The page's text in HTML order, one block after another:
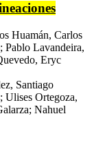
Huamán, Carlos
Pablo Lavandeira,
Eryc
Santiago
Ulises Ortegoza,
Nahuel